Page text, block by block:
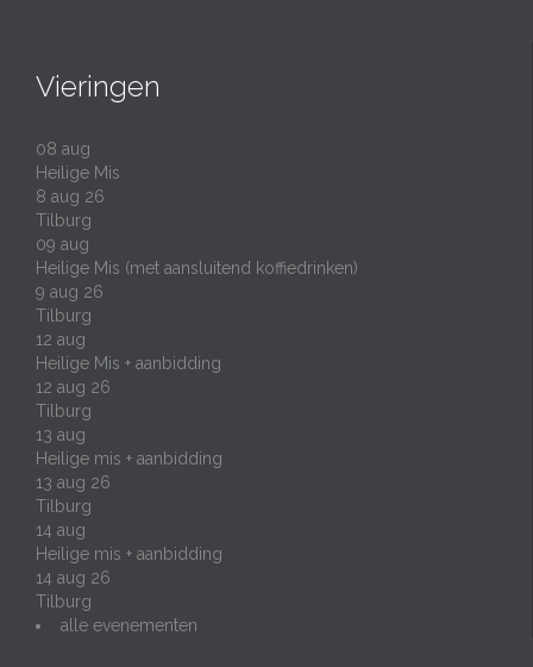
Vieringen
08 aug
Heilige Mis
8 aug 26
Tilburg
09 aug
Heilige Mis (met aansluitend koffiedrinken)
9 aug 26
Tilburg
12 aug
Heilige Mis + aanbidding
12 aug 26
Tilburg
13 aug
Heilige mis + aanbidding
13 aug 26
Tilburg
14 aug
Heilige mis + aanbidding
14 aug 26
Tilburg
alle evenementen